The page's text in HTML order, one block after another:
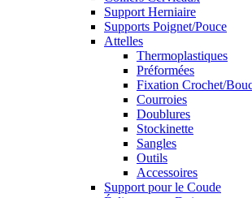
Support Herniaire
Supports Poignet/Pouce
Attelles
Thermoplastiques
Préformées
Fixation Crochet/
Courroies
Doublures
Stockinette
Sangles
Outils
Accessoires
Support pour le Coude